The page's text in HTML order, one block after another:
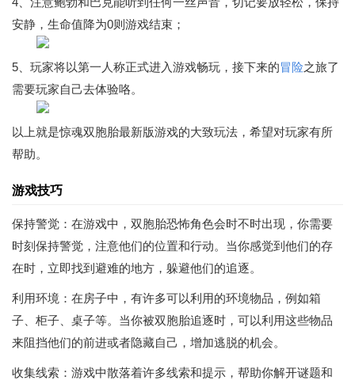
安静，生命值降为0则游戏结束；
5、玩家将以第一人称正式进入游戏畅玩，接下来的冒险之旅了
需要玩家自己去体验咯。
以上就是惊魂双胞胎最新版游戏的大致玩法，希望对玩家有所
帮助。
游戏技巧
保持警觉：在游戏中，双胞胎恐怖角色会时不时出现，你需要
时刻保持警觉，注意他们的位置和行动。当你感觉到他们的存
在时，立即找到避难的地方，躲避他们的追逐。
利用环境：在房子中，有许多可以利用的环境物品，例如箱
子、柜子、桌子等。当你被双胞胎追逐时，可以利用这些物品
来阻挡他们的前进或者隐藏自己，增加逃脱的机会。
收集线索：游戏中散落着许多线索和提示，帮助你解开谜题和